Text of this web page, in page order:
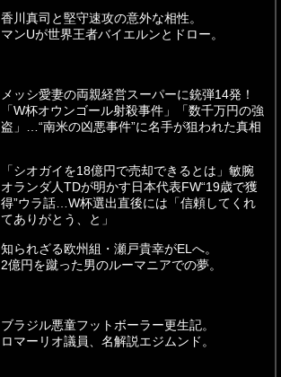
香川真司と堅守速攻の意外な相性。
マンUが世界王者バイエルンとドロー。
メッシ愛妻の両親経営スーパーに銃弾14発！
「W杯オウンゴール射殺事件」「数千万円の強
盗」…“南米の凶悪事件”に名手が狙われた真相
「シオガイを18億円で売却できるとは」敏腕
オランダ人TDが明かす日本代表FW“19歳で獲
得”ウラ話…W杯選出直後には「信頼してくれ
てありがとう、と」
知られざる欧州組・瀬戸貴幸がELへ。
2億円を蹴った男のルーマニアでの夢。
ブラジル悪童フットボーラー更生記。
ロマーリオ議員、名解説エジムンド。